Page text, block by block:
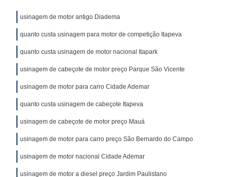
usinagem de motor antigo Diadema
quanto custa usinagem para motor de competição Itapeva
quanto custa usinagem de motor nacional Itapark
usinagem de cabeçote de motor preço Parque São Vicente
usinagem de motor para carro Cidade Ademar
quanto custa usinagem de cabeçote Itapeva
usinagem de cabeçote de motor preço Mauá
usinagem de motor para carro preço São Bernardo do Campo
usinagem de motor nacional Cidade Ademar
usinagem de motor a diesel preço Jardim Paulistano